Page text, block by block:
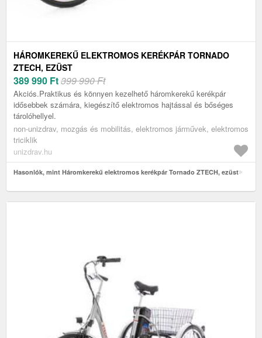
HÁROMKEREKŰ ELEKTROMOS KERÉKPÁR TORNADO
ZTECH, EZÜST
389 990 Ft399 990 Ft
Akciós.Praktikus és könnyen kezelhető háromkerekű kerékpár
idősebbek számára, kiegészítő elektromos hajtással és bőséges
tárolóhellyel.
non-unizdrav, mozgás és mobilitás, elektromos járművek, elektromos
triciklik
unizdrav.hu
Hasonlók, mint Háromkerekű elektromos kerékpár Tornado ZTECH, ezüst